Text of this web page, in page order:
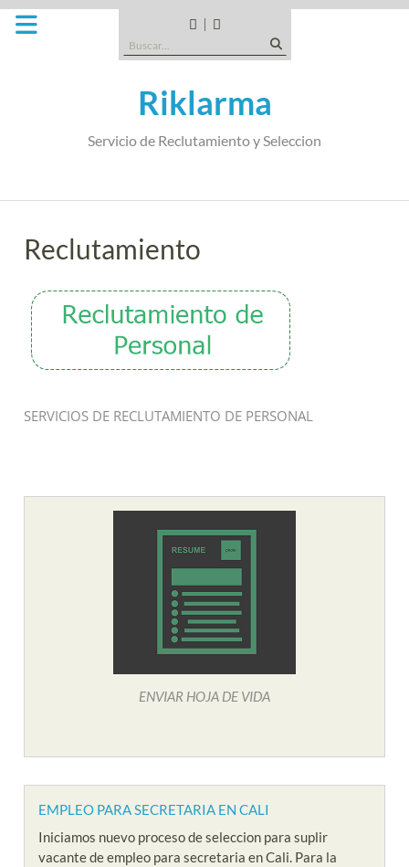
Saltar
CANDIDATOS
TIPO
EMPRESA
SOMOS
Buscar:
Riklarma
Servicio de Reclutamiento y Seleccion
Reclutamiento
SERVICIOS DE RECLUTAMIENTO DE PERSONAL
ENVIAR HOJA DE VIDA
EMPLEO PARA SECRETARIA EN CALI
Iniciamos nuevo proceso de seleccion para suplir
vacante de empleo para secretaria en Cali. Para la